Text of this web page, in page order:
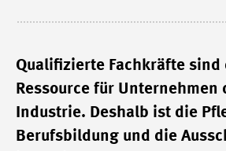
Qualifizierte Fachkräfte
Ressource für Unternehmen
Industrie. Deshalb ist die
Berufsbildung und die